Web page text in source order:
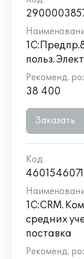
польз.
38 400
Заказать
1С:CRM.
средних
поставка